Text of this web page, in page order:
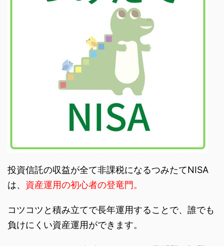
投資信託の収益が全て非課税になるつみたてNISA
は、 資産運用の初心者の登竜門。
コツコツと積み立てで長年運用することで、誰でも
負けにくい資産運用ができます。